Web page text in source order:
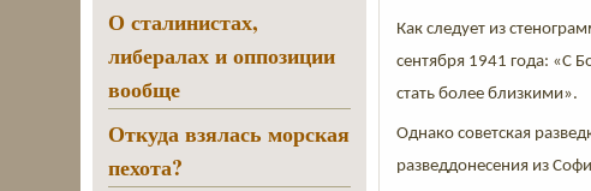
Как следует из
сентября 1941 года: «С
стать более близкими».
Однако советская
разведдонесения из
О сталинистах,
либералах и оппозиции
вообще
Откуда взялась морская
пехота?